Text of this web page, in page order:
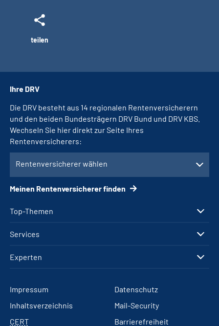
teilen
Top-Themen
Services
Experten
Ihre DRV
Die DRV besteht aus 14 regionalen Rentenversicherern
und den beiden Bundesträgern DRV Bund und DRV KBS.
Wechseln Sie hier direkt zur Seite Ihres
Rentenversicherers:
Rentenversicherer wählen
Meinen Rentenversicherer finden
Impressum
Datenschutz
Inhaltsverzeichnis
Mail-Security
CERT
Barrierefreiheit